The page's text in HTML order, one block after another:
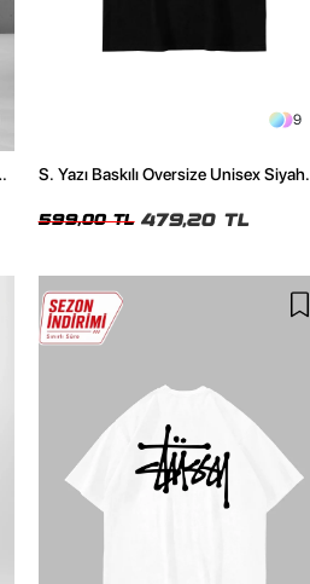
9
S. Yazı Baskılı Oversize Unisex Siyah
599,00 TL 479,20 TL